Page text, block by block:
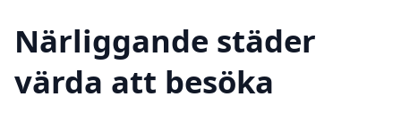
Närliggande städer
värda att besöka